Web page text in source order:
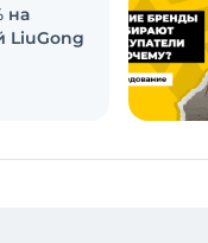
на
LiuGong